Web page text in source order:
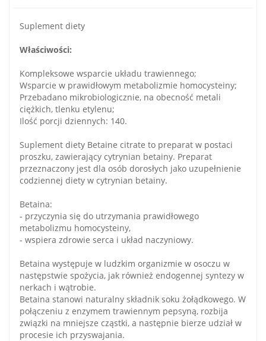
Suplement diety
Właściwości:
Kompleksowe wsparcie układu trawiennego;
Wsparcie w prawidłowym metabolizmie homocysteiny;
Przebadano mikrobiologicznie, na obecność metali
ciężkich, tlenku etylenu;
Ilość porcji dziennych: 140.
Suplement diety Betaine citrate to preparat w postaci
proszku, zawierający cytrynian betainy. Preparat
przeznaczony jest dla osób dorosłych jako uzupełnienie
codziennej diety w cytrynian betainy.
Betaina:
- przyczynia się do utrzymania prawidłowego
metabolizmu homocysteiny,
- wspiera zdrowie serca i układ naczyniowy.
Betaina występuje w ludzkim organizmie w osoczu w
następstwie spożycia, jak również endogennej syntezy w
nerkach i wątrobie.
Betaina stanowi naturalny składnik soku żołądkowego. W
połączeniu z enzymem trawiennym pepsyną, rozbija
związki na mniejsze cząstki, a następnie bierze udział w
procesie ich przyswajania.